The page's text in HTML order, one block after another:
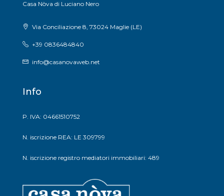
Casa Nòva di Luciano Nero
Via Conciliazione 8, 73024 Maglie (LE)
+39 0836484840
info@casanovaweb.net
Info
P. IVA: 04661510752
N. iscrizione REA: LE 309799
N. iscrizione registro mediatori immobiliari: 489